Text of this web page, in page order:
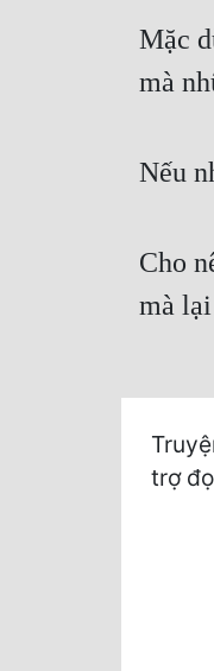
Mặc
mà
Nếu
Cho
mà
trợ